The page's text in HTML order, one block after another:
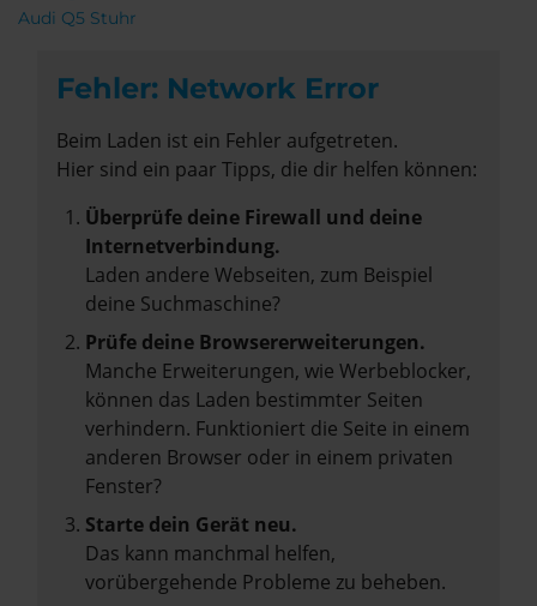
Audi Q5 Stuhr
Fehler: Network Error
Beim Laden ist ein Fehler aufgetreten.
Hier sind ein paar Tipps, die dir helfen können:
Überprüfe deine Firewall und deine
Internetverbindung.
Laden andere Webseiten, zum Beispiel
deine Suchmaschine?
Prüfe deine Browsererweiterungen.
Manche Erweiterungen, wie Werbeblocker,
können das Laden bestimmter Seiten
verhindern. Funktioniert die Seite in einem
anderen Browser oder in einem privaten
Fenster?
Starte dein Gerät neu.
Das kann manchmal helfen,
vorübergehende Probleme zu beheben.